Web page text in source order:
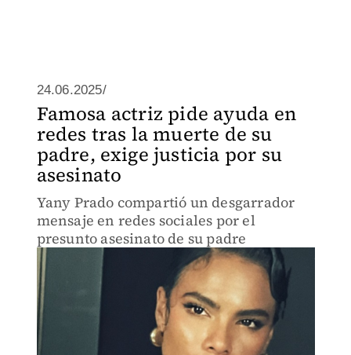
24.06.2025/
Famosa actriz pide ayuda en
redes tras la muerte de su
padre, exige justicia por su
asesinato
Yany Prado compartió un desgarrador
mensaje en redes sociales por el
presunto asesinato de su padre